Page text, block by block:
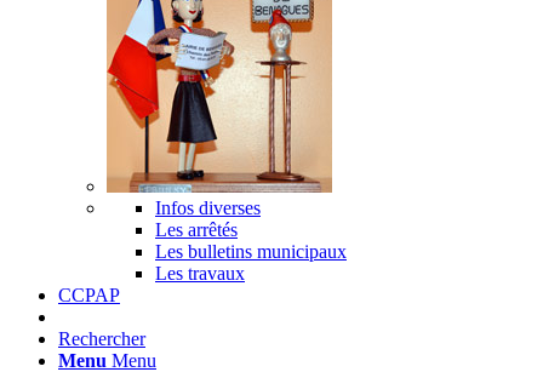
Infos diverses
Les arrêtés
Les bulletins municipaux
Les travaux
CCPAP
Rechercher
Menu Menu